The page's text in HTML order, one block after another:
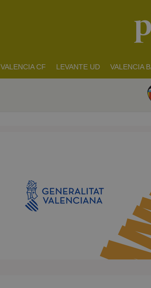
VALENCIA CF LEVANTE UD VALENCIA